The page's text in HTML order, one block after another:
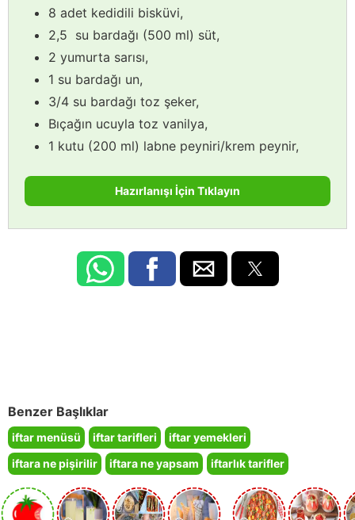
8 adet kedidili bisküvi,
2,5 su bardağı (500 ml) süt,
2 yumurta sarısı,
1 su bardağı un,
3/4 su bardağı toz şeker,
Bıçağın ucuyla toz vanilya,
1 kutu (200 ml) labne peyniri/krem peynir,
Hazırlanışı İçin Tıklayın
Benzer Başlıklar
iftar menüsü iftar tarifleri
iftar yemekleri
iftara ne pişirilir
iftara ne yapsam iftarlık tarifler